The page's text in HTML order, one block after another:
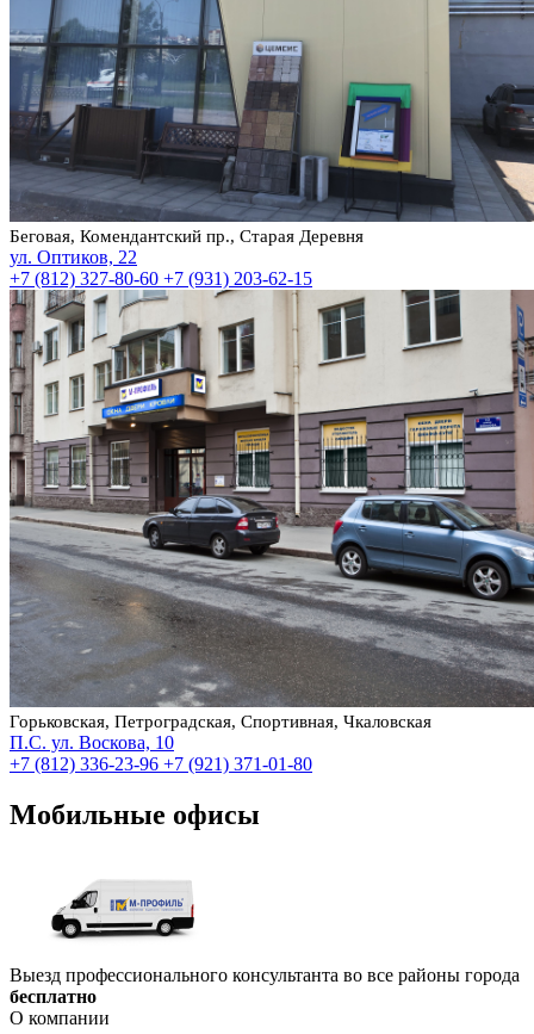
Беговая, Комендантский пр., Старая Деревня
ул. Оптиков, 22
+7 (812) 327-80-60 +7 (931) 203-62-15
Горьковская, Петроградская, Спортивная, Чкаловская
П.С. ул. Воскова, 10
+7 (812) 336-23-96 +7 (921) 371-01-80
Мобильные офисы
Выезд профессионального консультанта во все районы города
бесплатно
О компании